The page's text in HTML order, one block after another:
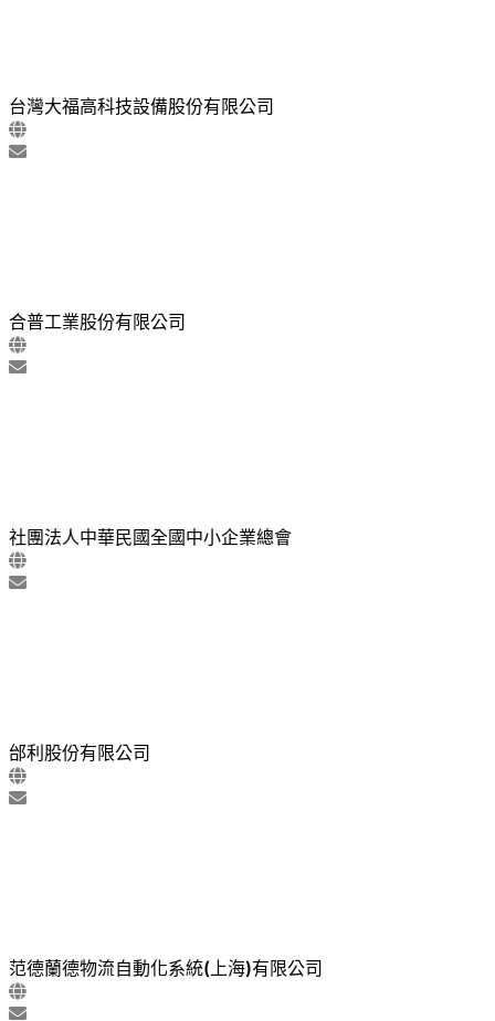
台灣大福高科技設備股份有限公司
合普工業股份有限公司
社團法人中華民國全國中小企業總會
邰利股份有限公司
范德蘭德物流自動化系統(上海)有限公司